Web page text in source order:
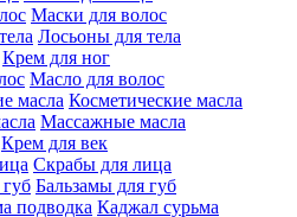
Маски для волос
Лосьоны для тела
Крем для ног
Масло для волос
Косметические масла
Массажные масла
Крем для век
Скрабы для лица
Бальзамы для губ
Каджал сурьма